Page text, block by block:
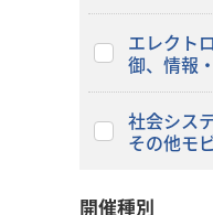
エレクト
御、情
社会シス
その他モ
開催種別